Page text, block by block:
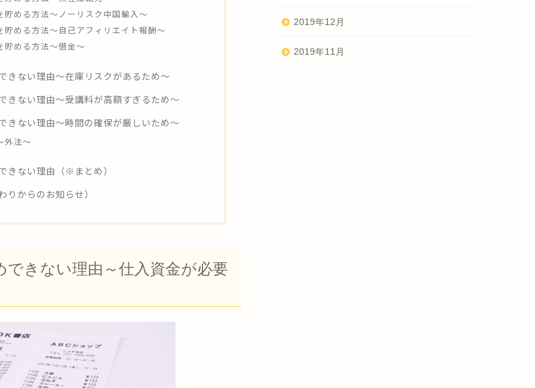
貯める方法～ノーリスク中国輸入～
貯める方法～自己アフィリエイト報酬～
貯める方法～借金～
きない理由～在庫リスクがあるため～
きない理由～受講料が高額すぎるため～
きない理由～時間の確保が厳しいため～
外注～
きない理由（※まとめ）
からのお知らせ）
きない理由～仕入資金が必要
2019年12月
2019年11月